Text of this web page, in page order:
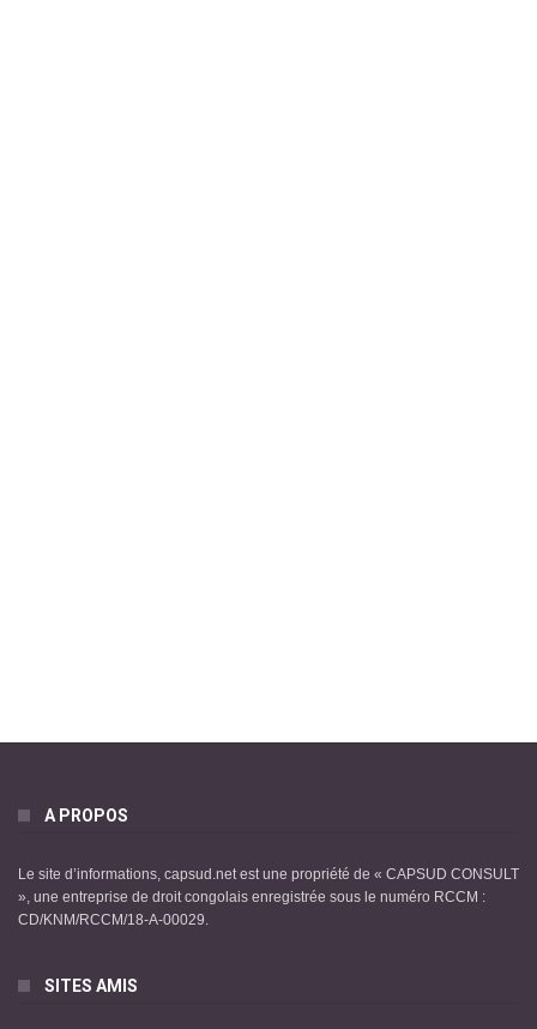
A PROPOS
Le site d’informations, capsud.net est une propriété de « CAPSUD CONSULT
», une entreprise de droit congolais enregistrée sous le numéro RCCM :
CD/KNM/RCCM/18-A-00029.
SITES AMIS